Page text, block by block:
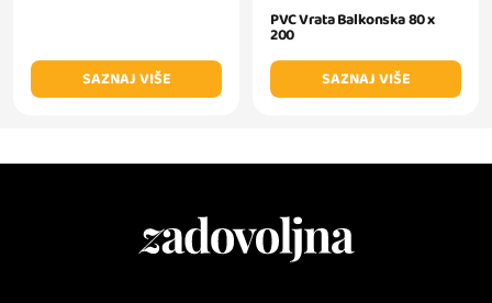
SAZNAJ VIŠE
PVC Vrata Balkonska 80 x
200
SAZNAJ VIŠE